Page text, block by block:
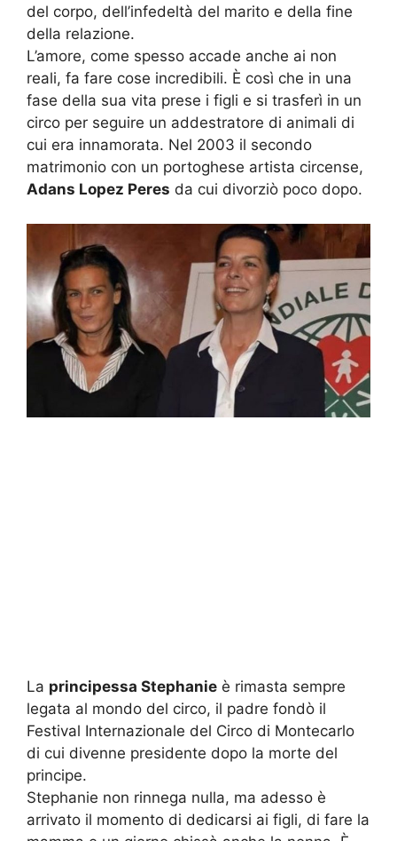
del corpo, dell’infedeltà del marito e della fine
della relazione.
L’amore, come spesso accade anche ai non
reali, fa fare cose incredibili. È così che in una
fase della sua vita prese i figli e si trasferì in un
circo per seguire un addestratore di animali di
cui era innamorata. Nel 2003 il secondo
matrimonio con un portoghese artista circense,
Adans Lopez Peres da cui divorziò poco dopo.
La principessa Stephanie è rimasta sempre
legata al mondo del circo, il padre fondò il
Festival Internazionale del Circo di Montecarlo
di cui divenne presidente dopo la morte del
principe.
Stephanie non rinnega nulla, ma adesso è
arrivato il momento di dedicarsi ai figli, di fare la